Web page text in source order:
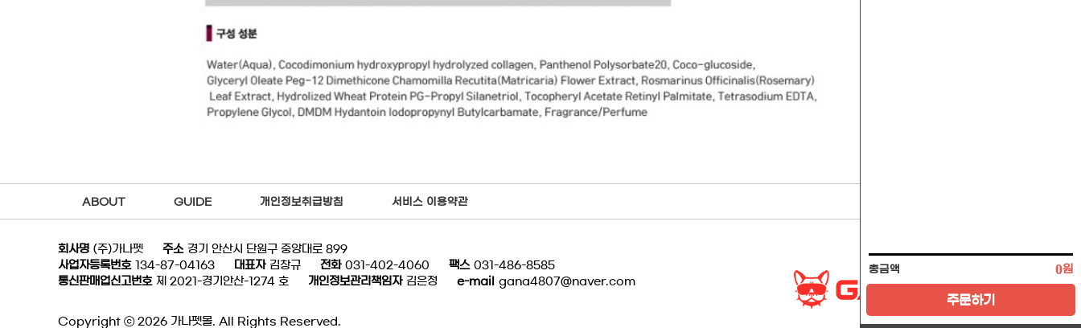
총금액 원
0
주문하기
ABOUT GUIDE 개인정보취급방침 서비스 이용약관
회사명 (주)가나펫 주소 경기 안산시 단원구 중앙대로 899
사업자등록번호
134-87-04163 대표자 김창규 전화 031-402-4060 팩스 031-486-8585
통신판매업신고번호 제 2021-경기안산-1274 호 개인정보관리책임자 김은정 e-mail gana4807@naver.com
Copyright ⓒ 2026 가나펫몰. All Rights Reserved.